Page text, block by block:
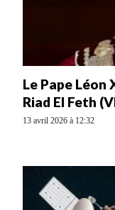
Le Pape Léon
Riad El Feth
13 avril 2026 à 12:32